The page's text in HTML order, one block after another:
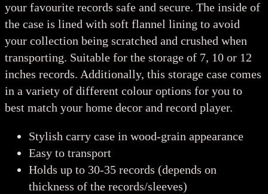
your favourite records safe and secure. The inside of
the case is lined with soft flannel lining to avoid
your collection being scratched and crushed when
transporting. Suitable for the storage of 7, 10 or 12
inches records. Additionally, this storage case comes
in a variety of different colour options for you to
best match your home decor and record player.
Stylish carry case in wood-grain appearance
Easy to transport
Holds up to 30-35 records (depends on
thickness of the records/sleeves)